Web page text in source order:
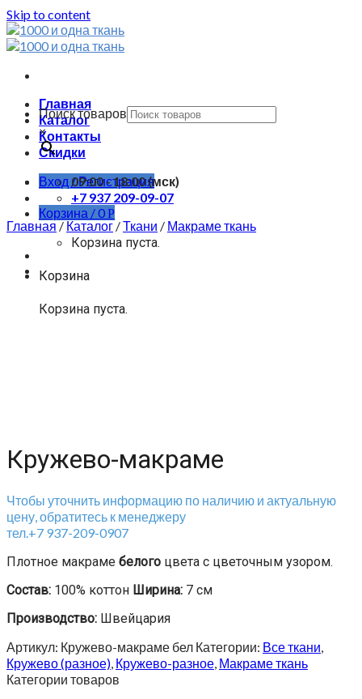
Skip to content
Главная
Каталог
Контакты
Скидки
Вход / Регистрация
Корзина /0Р
Корзина пуста.
Корзина
Корзина пуста.
Поиск товаров
×
09:00 - 18:00 (мск)
+7 937 209-09-07
Главная/Каталог /Ткани / Макраме ткань
Кружево-макраме
Чтобы уточнить информацию по наличию и актуальную
цену, обратитесь к менеджеру
тел.+7 937-209-0907
Плотное макраме белого цвета с цветочным узором.
Состав: 100% коттон Ширина: 7 см
Производство: Швейцария
Артикул: Кружево-макраме бел Категории: Все ткани,
Кружево (разное), Кружево-разное, Макраме ткань
Категории товаров